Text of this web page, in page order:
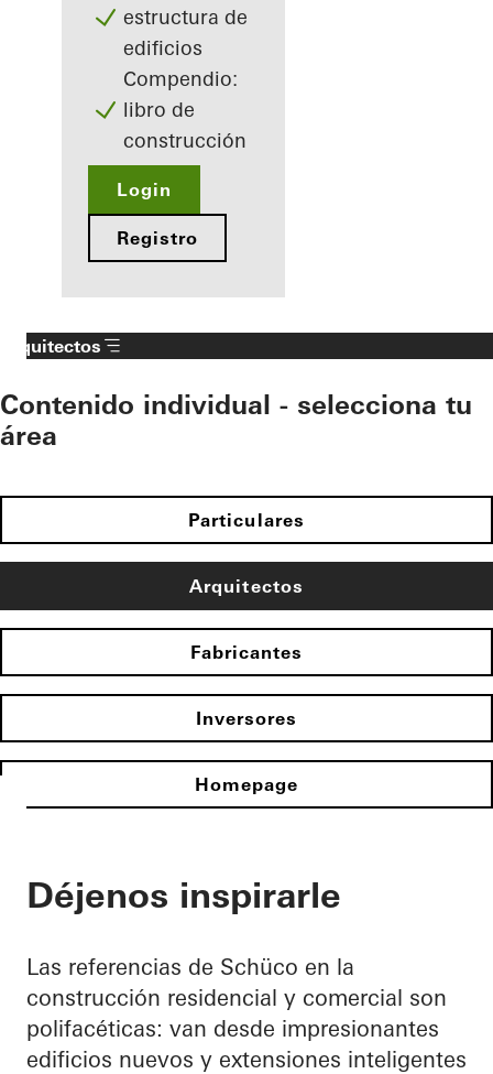
estructura de
edificios
Compendio:
libro de
construcción
Login
Registro
Arquitectos
Contenido individual - selecciona tu
área
Particulares
Arquitectos
Fabricantes
Inversores
Homepage
Déjenos inspirarle
Las referencias de Schüco en la
construcción residencial y comercial son
polifacéticas: van desde impresionantes
edificios nuevos y extensiones inteligentes